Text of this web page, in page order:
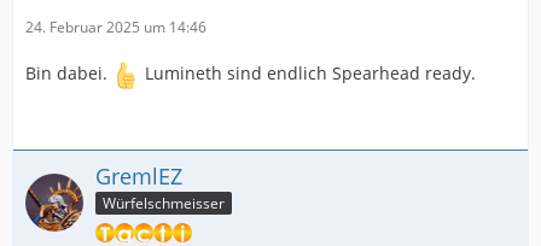
24. Februar 2025 um 14:46
Bin dabei. Lumineth sind endlich Spearhead ready.
GremlEZ
Würfelschmeisser